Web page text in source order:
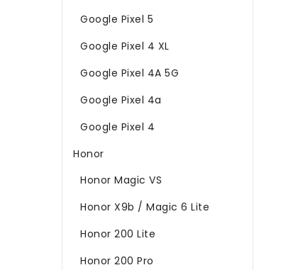
Google Pixel 5
Google Pixel 4 XL
Google Pixel 4A 5G
Google Pixel 4a
Google Pixel 4
Honor
Honor Magic VS
Honor X9b / Magic 6 Lite
Honor 200 Lite
Honor 200 Pro